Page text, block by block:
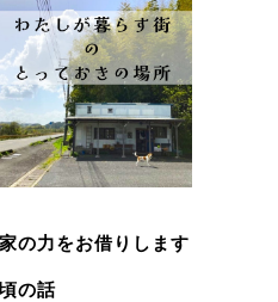
の力をお借りします
の話